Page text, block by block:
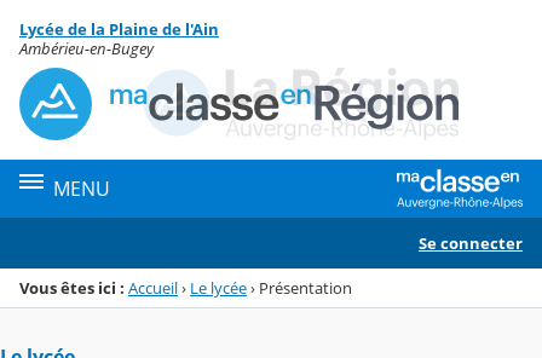
Menu de la rubrique
Contenu
Lycée de la Plaine de l'Ain
Ambérieu-en-Bugey
MENU
Se connecter
Vous êtes ici : Accueil› Le lycée› Présentation